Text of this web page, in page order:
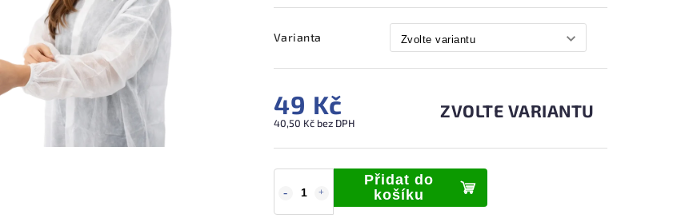
Varianta
49 Kč
40,50 Kč bez DPH
ZVOLTE VARIANTU
Přidat do
košíku